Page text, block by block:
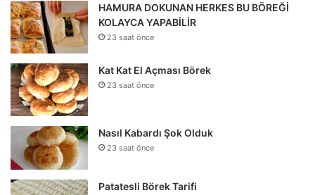
HAMURA DOKUNAN HERKES BU BÖREĞİ
KOLAYCA YAPABİLİR
23 saat önce
Kat Kat El Açması Börek
23 saat önce
Nasıl Kabardı Şok Olduk
23 saat önce
Patatesli Börek Tarifi